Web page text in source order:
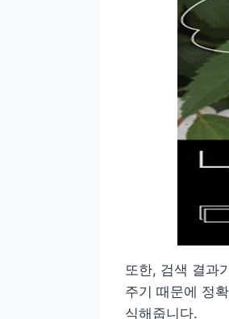
또한, 검색 결과
주기 때문에 정
식해줍니다.